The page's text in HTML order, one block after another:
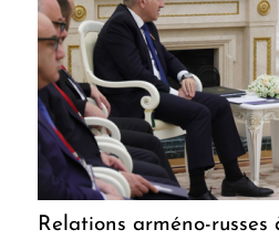
Relations arméno-russes